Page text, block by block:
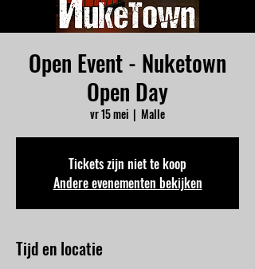
Open Event - Nuketown
Open Day
vr 15 mei
  |
Malle
Tickets zijn niet te koop
Andere evenementen bekijken
Tijd en locatie